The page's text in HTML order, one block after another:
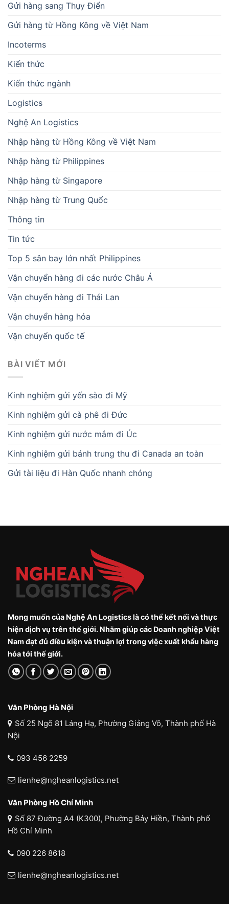
Gửi hàng sang Thụy Điển
Gửi hàng từ Hồng Kông về Việt Nam
Incoterms
Kiến thức
Kiến thức ngành
Logistics
Nghệ An Logistics
Nhập hàng từ Hồng Kông về Việt Nam
Nhập hàng từ Philippines
Nhập hàng từ Singapore
Nhập hàng từ Trung Quốc
Thông tin
Tin tức
Top 5 sân bay lớn nhất Philippines
Vận chuyển hàng đi các nước Châu Á
Vận chuyển hàng đi Thái Lan
Vận chuyển hàng hóa
Vận chuyển quốc tế
BÀI VIẾT MỚI
Kinh nghiệm gửi yến sào đi Mỹ
Kinh nghiệm gửi cà phê đi Đức
Kinh nghiệm gửi nước mắm đi Úc
Kinh nghiệm gửi bánh trung thu đi Canada an toàn
Gửi tài liệu đi Hàn Quốc nhanh chóng
Mong muốn của Nghệ An Logistics là có thể kết nối và thực
hiện dịch vụ trên thế giới. Nhằm giúp các Doanh nghiệp Việt
Nam đạt đủ điều kiện và thuận lợi trong việc xuất khẩu hàng
hóa tới thế giới.
Văn Phòng Hà Nội
Số 25 Ngõ 81 Láng Hạ, Phường Giảng Võ, Thành phố Hà
Nội
093 456 2259
lienhe@ngheanlogistics.net
Văn Phòng Hồ Chí Minh
Số 87 Đường A4 (K300), Phường Bảy Hiền, Thành phố
Hồ Chí Minh
090 226 8618
lienhe@ngheanlogistics.net